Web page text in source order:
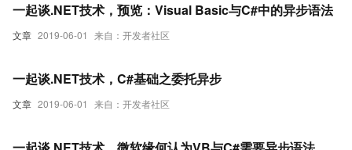
文章 2019-06-01 来自：开发者社区
一起谈.NET技术，预览：Visual Basic与C#中的异步语法
文章 2019-06-01 来自：开发者社区
一起谈.NET技术，C#基础之委托异步